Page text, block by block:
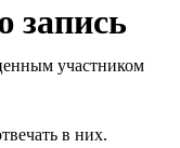
запись
участником
в них.